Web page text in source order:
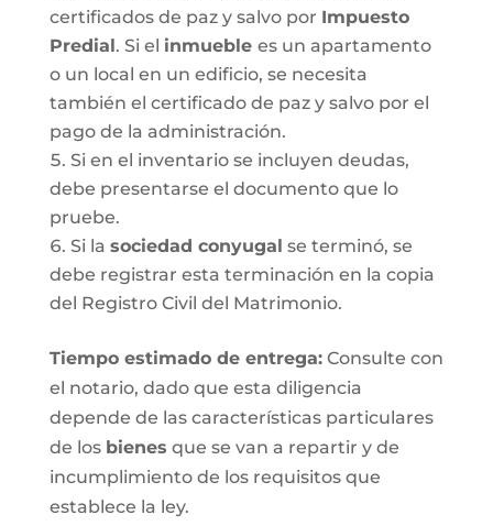
certificados de paz y salvo por Impuesto
Predial. Si el inmueble es un apartamento
o un local en un edificio, se necesita
también el certificado de paz y salvo por el
pago de la administración.
Si en el inventario se incluyen deudas,
debe presentarse el documento que lo
pruebe.
Si la sociedad conyugal se terminó, se
debe registrar esta terminación en la copia
del Registro Civil del Matrimonio.
Tiempo estimado de entrega:Consulte con
el notario, dado que esta diligencia
depende de las características particulares
de los bienes que se van a repartir y de
incumplimiento de los requisitos que
establece la ley.